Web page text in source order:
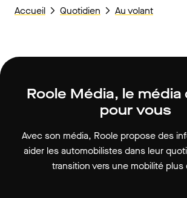
Accueil Quotidien Au volant
Roole Média, le média
pour vous
Avec son média, Roole propose des
aider les automobilistes dans leur
transition vers une mobilité plus